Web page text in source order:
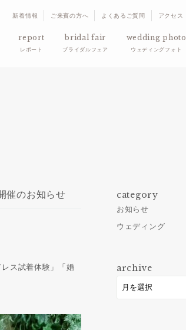
新着情報
ご来賓の方へ よくあるご質問 アクセス
report
レポート
bridal fair
ブライダルフェア
wedding photo
ウェディングフォト
催のお知らせ
ス試着体験」「婚
category
お知らせ
ウェディング
archive